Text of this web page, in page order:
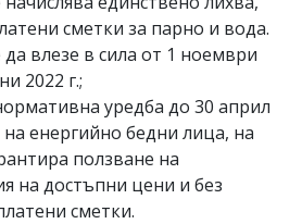
сметки за парно и вода.
влезе в сила от 1 ноември
2022 г.;
уредба до 30 април
енергийно бедни лица, на
ползване на
на достъпни цени и без
сметки.